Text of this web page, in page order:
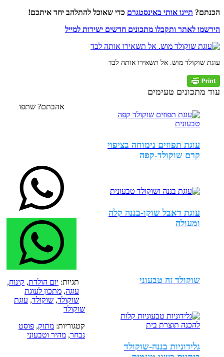
הכנתם? תייגו אותי באינסטגרם כדי שאוכל להתלהב יחד איתכם!
הירשמו לאתר ותקבלו מתכונים חדשים ישירות למייל
עוגת שוקולד מוש. אל תשאירו אותה לבד
עוד מתכונים טעימים
עוגת תפוזים נימוחה בציפוי
קרם שוקולד-קפה
עוגת דאבל שוקו-בננה קלה
ומעולה
שוקולד זה טבעוני
גלידוניות בננה-שוקולד
אהבתם? שתפו
תגיות: יום הולדת, קינוח,
עוגה, מתכון לעוגת
שוקולד, שוקולד, עוגת
שוקולד
קטגוריות:מתוק,פוסט
נבחר,מהיר וטבעוני